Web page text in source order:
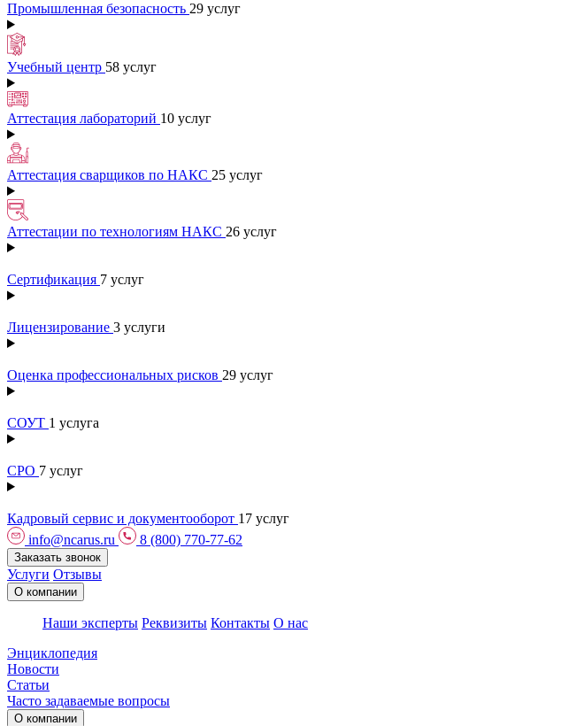
Промышленная безопасность 29 услуг
Учебный центр 58 услуг
Аттестация лабораторий 10 услуг
Аттестация сварщиков по НАКС 25 услуг
Аттестации по технологиям НАКС 26 услуг
Сертификация 7 услуг
Лицензирование 3 услуги
Оценка профессиональных рисков 29 услуг
СОУТ 1 услуга
СРО 7 услуг
Кадровый сервис и документооборот 17 услуг
info@ncarus.ru
8 (800) 770-77-62
Заказать звонок
Услуги Отзывы
О компании
Наши эксперты Реквизиты Контакты О нас
Энциклопедия
Новости
Статьи
Часто задаваемые вопросы
О компании